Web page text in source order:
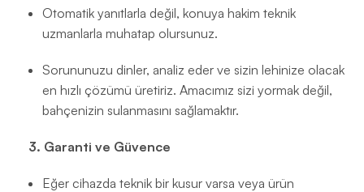
Otomatik yanıtlarla değil, konuya hakim teknik
uzmanlarla muhatap olursunuz.
Sorununuzu dinler, analiz eder ve sizin lehinize olacak
en hızlı çözümü üretiriz. Amacımız sizi yormak değil,
bahçenizin sulanmasını sağlamaktır.
3. Garanti ve Güvence
Eğer cihazda teknik bir kusur varsa veya ürün